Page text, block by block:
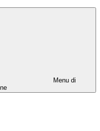
Menu di